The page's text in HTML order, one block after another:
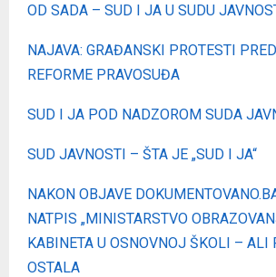
OD SADA – SUD I JA U SUDU
NAJAVA: GRAĐANSKI PROTESTI
REFORME PRAVOSUĐA
SUD I JA POD NADZOROM SUDA
SUD JAVNOSTI – ŠTA JE „SUD I JA“
NAKON OBJAVE
NATPIS „MINISTARSTVO
KABINETA U OSNOVNOJ ŠKOLI – ALI
OSTALA